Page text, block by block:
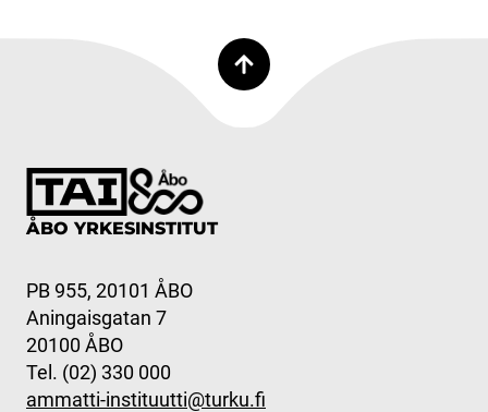
ÅBO YRKESINSTITUT
PB 955, 20101 ÅBO
Aningaisgatan 7
20100 ÅBO
Tel. (02) 330 000
ammatti-instituutti@turku.fi